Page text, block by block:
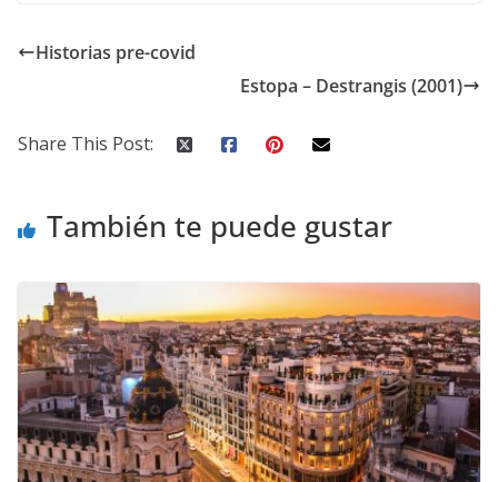
Historias pre-covid
Estopa – Destrangis (2001)
Share This Post:
También te puede gustar